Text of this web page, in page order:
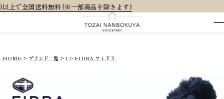
きます)
HOME ブランド一覧 f FIDRA フィドラ